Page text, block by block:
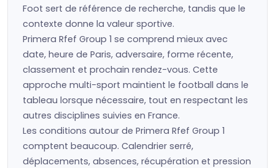
Foot sert de référence de recherche, tandis que le
contexte donne la valeur sportive.
Primera Rfef Group 1 se comprend mieux avec
date, heure de Paris, adversaire, forme récente,
classement et prochain rendez-vous. Cette
approche multi-sport maintient le football dans le
tableau lorsque nécessaire, tout en respectant les
autres disciplines suivies en France.
Les conditions autour de Primera Rfef Group 1
comptent beaucoup. Calendrier serré,
déplacements, absences, récupération et pression